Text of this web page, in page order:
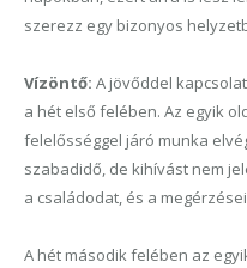
szerezz egy bizonyos
Vízöntő: A jövőddel
a hét első felében. Az egyik
felelősséggel járó munka
szabadidő, de kihívást nem
a családodat, és a
A hét második felében az